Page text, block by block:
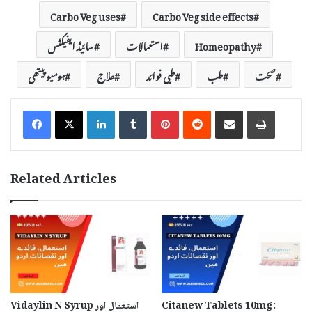
Carbo Veg side effects
Carbo Veg uses
Homeopathy
استعمالات
سائیڈ ایفیکٹس
صحت
طب طبی فوائد علاج ہومیوپیتھی
LinkedInTumblrPinterestReddit Share via Email Print
Related Articles
Vidaylin N Syrup استعمال اور Citanew Tablets 10mg: